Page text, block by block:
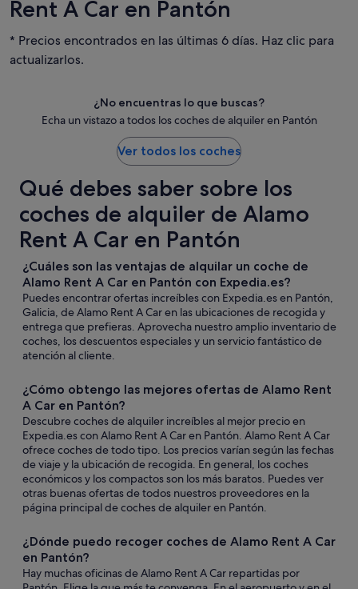
Rent A Car en Pantón
* Precios encontrados en las últimas 6 días. Haz clic para
actualizarlos.
¿No encuentras lo que buscas?
Echa un vistazo a todos los coches de alquiler en Pantón
Ver todos los coches
Qué debes saber sobre los
coches de alquiler de Alamo
Rent A Car en Pantón
¿Cuáles son las ventajas de alquilar un coche de
Alamo Rent A Car en Pantón con Expedia.es?
Puedes encontrar ofertas increíbles con Expedia.es en Pantón,
Galicia, de Alamo Rent A Car en las ubicaciones de recogida y
entrega que prefieras. Aprovecha nuestro amplio inventario de
coches, los descuentos especiales y un servicio fantástico de
atención al cliente.
¿Cómo obtengo las mejores ofertas de Alamo Rent
A Car en Pantón?
Descubre coches de alquiler increíbles al mejor precio en
Expedia.es con Alamo Rent A Car en Pantón. Alamo Rent A Car
ofrece coches de todo tipo. Los precios varían según las fechas
de viaje y la ubicación de recogida. En general, los coches
económicos y los compactos son los más baratos. Puedes ver
otras buenas ofertas de todos nuestros proveedores en la
página principal de coches de alquiler en Pantón.
¿Dónde puedo recoger coches de Alamo Rent A Car
en Pantón?
Hay muchas oficinas de Alamo Rent A Car repartidas por